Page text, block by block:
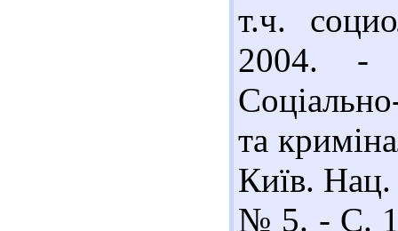
т.ч.
2004. -
та
Київ.
№ 5. - С.